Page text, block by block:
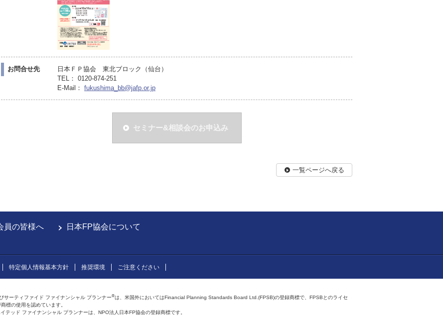
お問合せ先
日本ＦＰ協会 東北ブロック（仙台）
TEL： 0120-874-251
E-Mail： fukushima_bb@jafp.or.jp
セミナー&相談会のお申込み
一覧ページへ戻る
員の皆様へ 日本FP協会について
特定個人情報基本方針 推奨環境 ご注意ください
サーティファイド ファイナンシャル プランナー®は、米国外においてはFinancial Planning Standards Board Ltd.(FPSB)の登録商標で、FPSBとのライセ
標の使用を認めています。
ッド ファイナンシャル プランナーは、NPO法人日本FP協会の登録商標です。